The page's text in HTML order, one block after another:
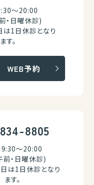
～20:00
・日曜休診)
1日休診となり
ます。
WEB予約
8805
9:30～20:00
前・日曜休診)
は1日休診となり
ます。